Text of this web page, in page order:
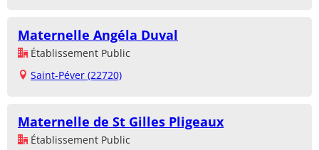
Maternelle Angéla Duval
Établissement Public
Saint-Péver (22720)
Maternelle de St Gilles Pligeaux
Établissement Public